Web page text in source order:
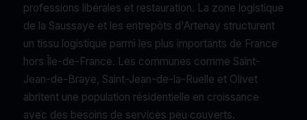
professions libérales et restauration. La zone logistique
de la Saussaye et les entrepôts d'Artenay structurent
un tissu logistique parmi les plus importants de France
hors Île-de-France. Les communes comme Saint-
Jean-de-Braye, Saint-Jean-de-la-Ruelle et Olivet
abritent une population résidentielle en croissance
avec des besoins de services peu couverts.